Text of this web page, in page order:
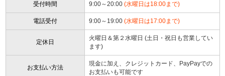
受付時間 9:00～20:00 (水曜日は18:00まで)
電話受付 9:00～19:00 (水曜日は17:00まで)
定休日
火曜日＆第２水曜日 (土日・祝日も営業してい
ます)
お支払い方法
現金に加え、クレジットカード、PayPayでの
お支払いも可能です